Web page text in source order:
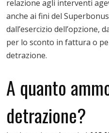
relazione agli interventi
anche ai fini del
dall’esercizio dell’opzione,
per lo sconto in fattura o
detrazione.
A quanto
detrazione?